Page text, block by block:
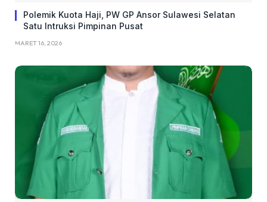
Polemik Kuota Haji, PW GP Ansor Sulawesi Selatan
Satu Intruksi Pimpinan Pusat
MARET 16, 2026